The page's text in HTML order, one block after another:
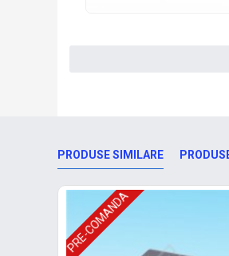
PRODUSE SIMILARE
PRE-COMANDA